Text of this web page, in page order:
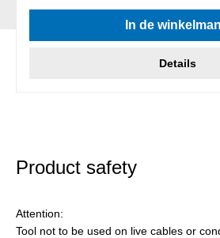
Gemiddelde waardering van 5 van 5
In de
Details
Product safety
Attention:
Tool not to be used on live cables or